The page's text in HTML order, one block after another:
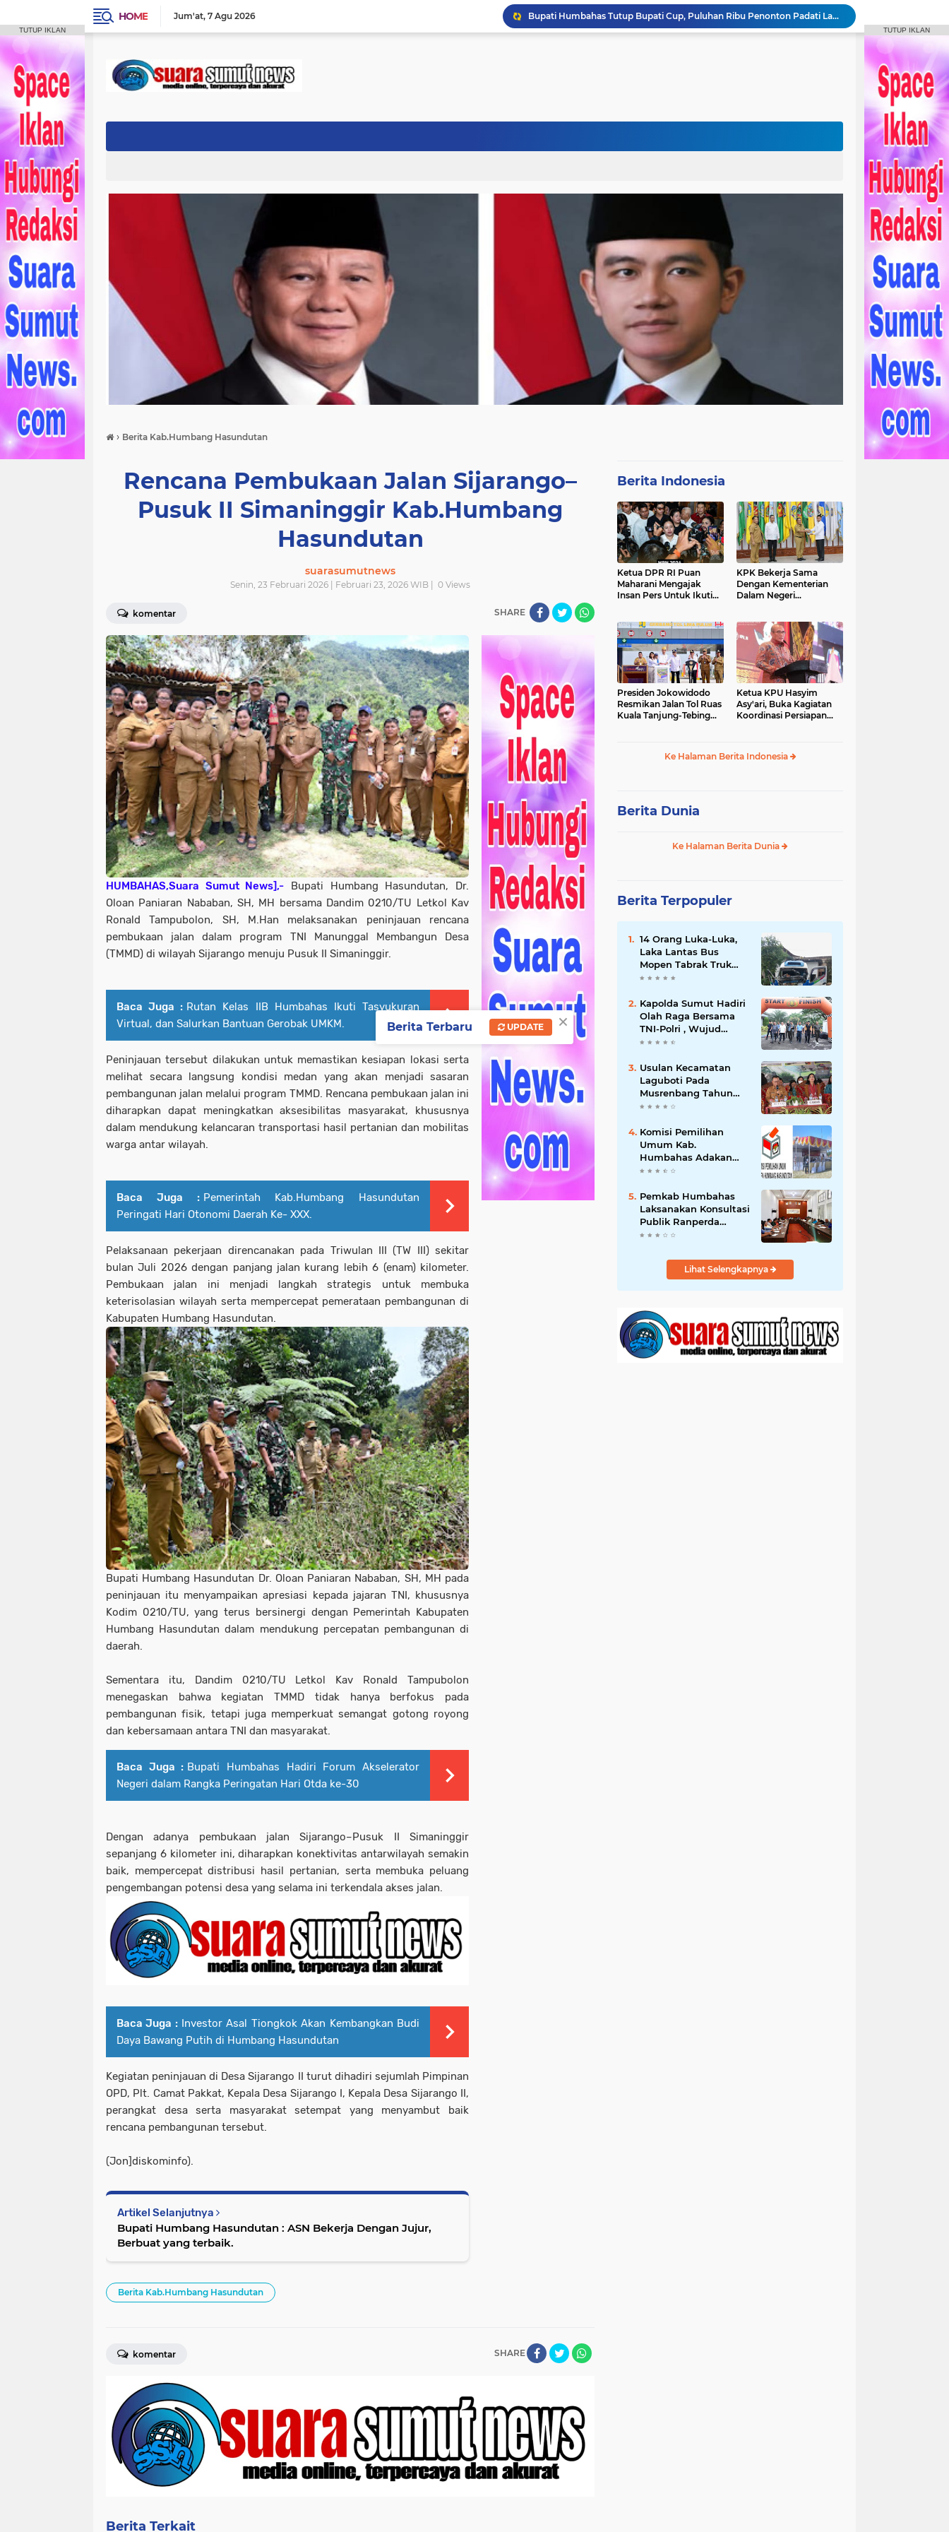
HOME Jum'at 7 Agu 2026
Bupati Humbahas Berikan Apresiasi kepada ‘Pahlawan Orange’ Ditengah Rangkaian Kegiatan HUT ke-23 Kab. Humbahas
Bupati Humbahas Letakkan Batu Pertama Pembangunan Cath Lab RSUD Doloksanggul
Bupati Tandatangani Prasasti, Tanda Penghormatan Bagi Pejuang Terbentuknya Kabupaten Humbahas
› Berita Kab.Humbang Hasundutan
Rencana Pembukaan Jalan Sijarango–
Pusuk II Simaninggir Kab.Humbang
Hasundutan
suarasumutnews
Senin, 23 Februari 2026 | Februari 23, 2026 WIB | 0 Views
komentar SHARE
HUMBAHAS,Suara Sumut News],- Bupati Humbang Hasundutan, Dr.
Oloan Paniaran Nababan, SH, MH bersama Dandim 0210/TU Letkol Kav
Ronald Tampubolon, SH, M.Han melaksanakan peninjauan rencana
pembukaan jalan dalam program TNI Manunggal Membangun Desa
(TMMD) di wilayah Sijarango menuju Pusuk II Simaninggir.
Baca Juga : Rutan Kelas IIB Humbahas Ikuti Tasyukuran
Virtual, dan Salurkan Bantuan Gerobak UMKM.
Peninjauan tersebut dilakukan untuk memastikan kesiapan lokasi serta
melihat secara langsung kondisi medan yang akan menjadi sasaran
pembangunan jalan melalui program TMMD. Rencana pembukaan jalan ini
diharapkan dapat meningkatkan aksesibilitas masyarakat, khususnya
dalam mendukung kelancaran transportasi hasil pertanian dan mobilitas
warga antar wilayah.
Baca Juga : Pemerintah Kab.Humbang Hasundutan
Peringati Hari Otonomi Daerah Ke- XXX.
Pelaksanaan pekerjaan direncanakan pada Triwulan III (TW III) sekitar
bulan Juli 2026 dengan panjang jalan kurang lebih 6 (enam) kilometer.
Pembukaan jalan ini menjadi langkah strategis untuk membuka
keterisolasian wilayah serta mempercepat pemerataan pembangunan di
Kabupaten Humbang Hasundutan.
Bupati Humbang Hasundutan Dr. Oloan Paniaran Nababan, SH, MH pada
peninjauan itu menyampaikan apresiasi kepada jajaran TNI, khususnya
Kodim 0210/TU, yang terus bersinergi dengan Pemerintah Kabupaten
Humbang Hasundutan dalam mendukung percepatan pembangunan di
daerah.
Sementara itu, Dandim 0210/TU Letkol Kav Ronald Tampubolon
menegaskan bahwa kegiatan TMMD tidak hanya berfokus pada
pembangunan fisik, tetapi juga memperkuat semangat gotong royong
dan kebersamaan antara TNI dan masyarakat.
Baca Juga : Bupati Humbahas Hadiri Forum Akselerator
Negeri dalam Rangka Peringatan Hari Otda ke-30
Dengan adanya pembukaan jalan Sijarango–Pusuk II Simaninggir
sepanjang 6 kilometer ini, diharapkan konektivitas antarwilayah semakin
baik, mempercepat distribusi hasil pertanian, serta membuka peluang
pengembangan potensi desa yang selama ini terkendala akses jalan.
Baca Juga : Investor Asal Tiongkok Akan Kembangkan Budi
Daya Bawang Putih di Humbang Hasundutan
Kegiatan peninjauan di Desa Sijarango II turut dihadiri sejumlah Pimpinan
OPD, Plt. Camat Pakkat, Kepala Desa Sijarango I, Kepala Desa Sijarango II,
perangkat desa serta masyarakat setempat yang menyambut baik
rencana pembangunan tersebut.
(Jon]diskominfo).
Artikel Selanjutnya
Bupati Humbang Hasundutan : ASN Bekerja Dengan Jujur,
Berbuat yang terbaik.
Berita Kab.Humbang Hasundutan
SHARE
komentar
Berita Terkait
Berita Indonesia
Ketua DPR RI Puan
Maharani Mengajak
Insan Pers Untuk Ikuti
KPK Bekerja Sama
Dengan Kementerian
Dalam Negeri
Presiden Jokowidodo
Resmikan Jalan Tol Ruas
Kuala Tanjung-Tebing
Ketua KPU Hasyim
Asy'ari, Buka Kagiatan
Koordinasi Persiapan
Ke Halaman Berita Indonesia
Berita Dunia
Ke Halaman Berita Dunia
Berita Terpopuler
14 Orang Luka-Luka,
Laka Lantas Bus
Mopen Tabrak Truk
Sedang Parkir Di
Kapolda Sumut Hadiri
Olah Raga Bersama
TNI-Polri , Wujud
Kebersamaan Menjaga
Usulan Kecamatan
Laguboti Pada
Musrenbang Tahun
2025, Bupati Toba
Mendukung
Pertumbuhan
Pariwisata.
Komisi Pemilihan
Umum Kab.
Humbahas Adakan
Sosialisasi & Simulasi,
Rekapitulasi Suara.
Pemkab Humbahas
Laksanakan Konsultasi
Publik Ranperda
Pemajuan
Lihat Selengkapnya
TUTUP IKLAN TUTUP IKLAN
×
Berita Terbaru UPDATE